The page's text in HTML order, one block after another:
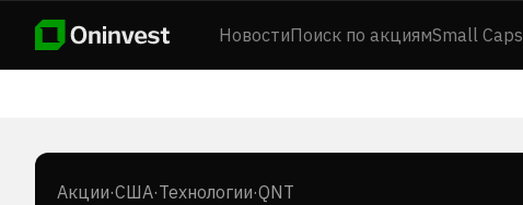
НовостиПоиск по акциямSmall Caps
Акции·США·Технологии·QNT